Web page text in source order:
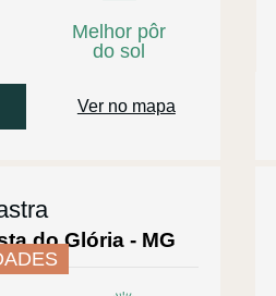
Melhor pôr
do sol
Ver no mapa
do Glória - MG